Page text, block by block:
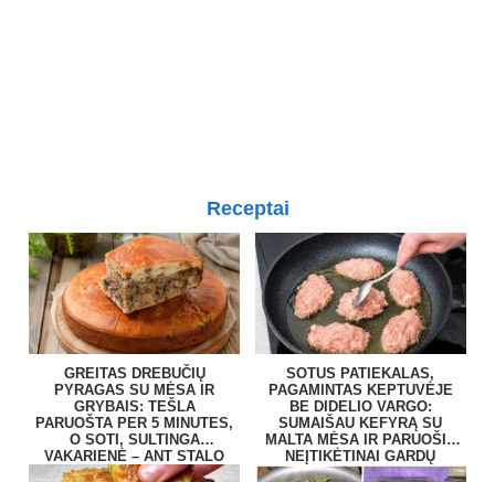
Receptai
GREITAS DREBUČIŲ
PYRAGAS SU MĖSA IR
GRYBAIS: TEŠLA
PARUOŠTA PER 5 MINUTES,
O SOTI, SULTINGA
VAKARIENĖ – ANT STALO
BE VARGO
SOTUS PATIEKALAS,
PAGAMINTAS KEPTUVĖJE
BE DIDELIO VARGO:
SUMAIŠAU KEFYRĄ SU
MALTA MĖSA IR PARUOŠIU
NEĮTIKĖTINAI GARDŲ
PATIEKALĄ